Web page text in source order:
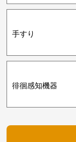
手すり
徘徊感知機器